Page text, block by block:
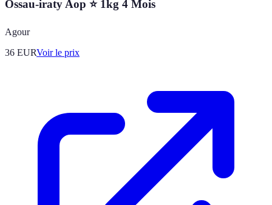
Ossau-iraty Aop ⭐ 1kg 4 Mois
Agour
36 EURVoir le prix